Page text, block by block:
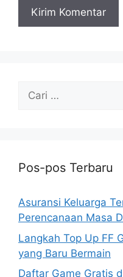
Cari
Pos-pos Terbaru
Asuransi Keluarga
Perencanaan Masa
Langkah Top Up FF
yang Baru Bermain
Daftar Game Gratis